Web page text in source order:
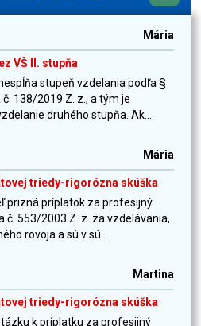
Mária
VŠ II. stupňa
stupeň vzdelania podľa §
138/2019 Z. z., a tým je
druhého stupňa. Ak...
Mária
triedy-rigorózna skúška
prizná príplatok za profesijný
č. 553/2003 Z. z. za vzdelávania,
rovoja a sú v sú...
Martina
triedy-rigorózna skúška
k príplatku za profesijný